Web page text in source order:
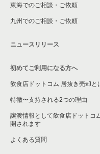
東海でのご相談・ご依頼
九州でのご相談・ご依頼
ニュースリリース
初めてご利用になる方へ
飲食店ドットコム 居抜き売却と
特徴〜支持される2つの理由
譲渡情報として飲食店ドットコ
開されます
よくある質問